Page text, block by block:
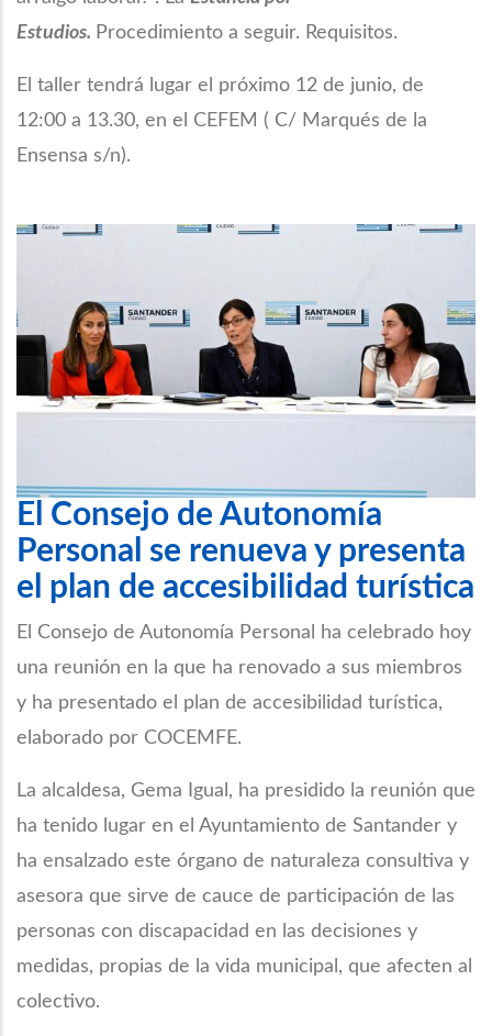
Estudios. Procedimiento a seguir. Requisitos.
El taller tendrá lugar el próximo 12 de junio, de
12:00 a 13.30, en el CEFEM ( C/ Marqués de la
Ensensa s/n).
El Consejo de Autonomía
Personal se renueva y presenta
el plan de accesibilidad turística
El Consejo de Autonomía Personal ha celebrado hoy
una reunión en la que ha renovado a sus miembros
y ha presentado el plan de accesibilidad turística,
elaborado por COCEMFE.
La alcaldesa, Gema Igual, ha presidido la reunión que
ha tenido lugar en el Ayuntamiento de Santander y
ha ensalzado este órgano de naturaleza consultiva y
asesora que sirve de cauce de participación de las
personas con discapacidad en las decisiones y
medidas, propias de la vida municipal, que afecten al
colectivo.